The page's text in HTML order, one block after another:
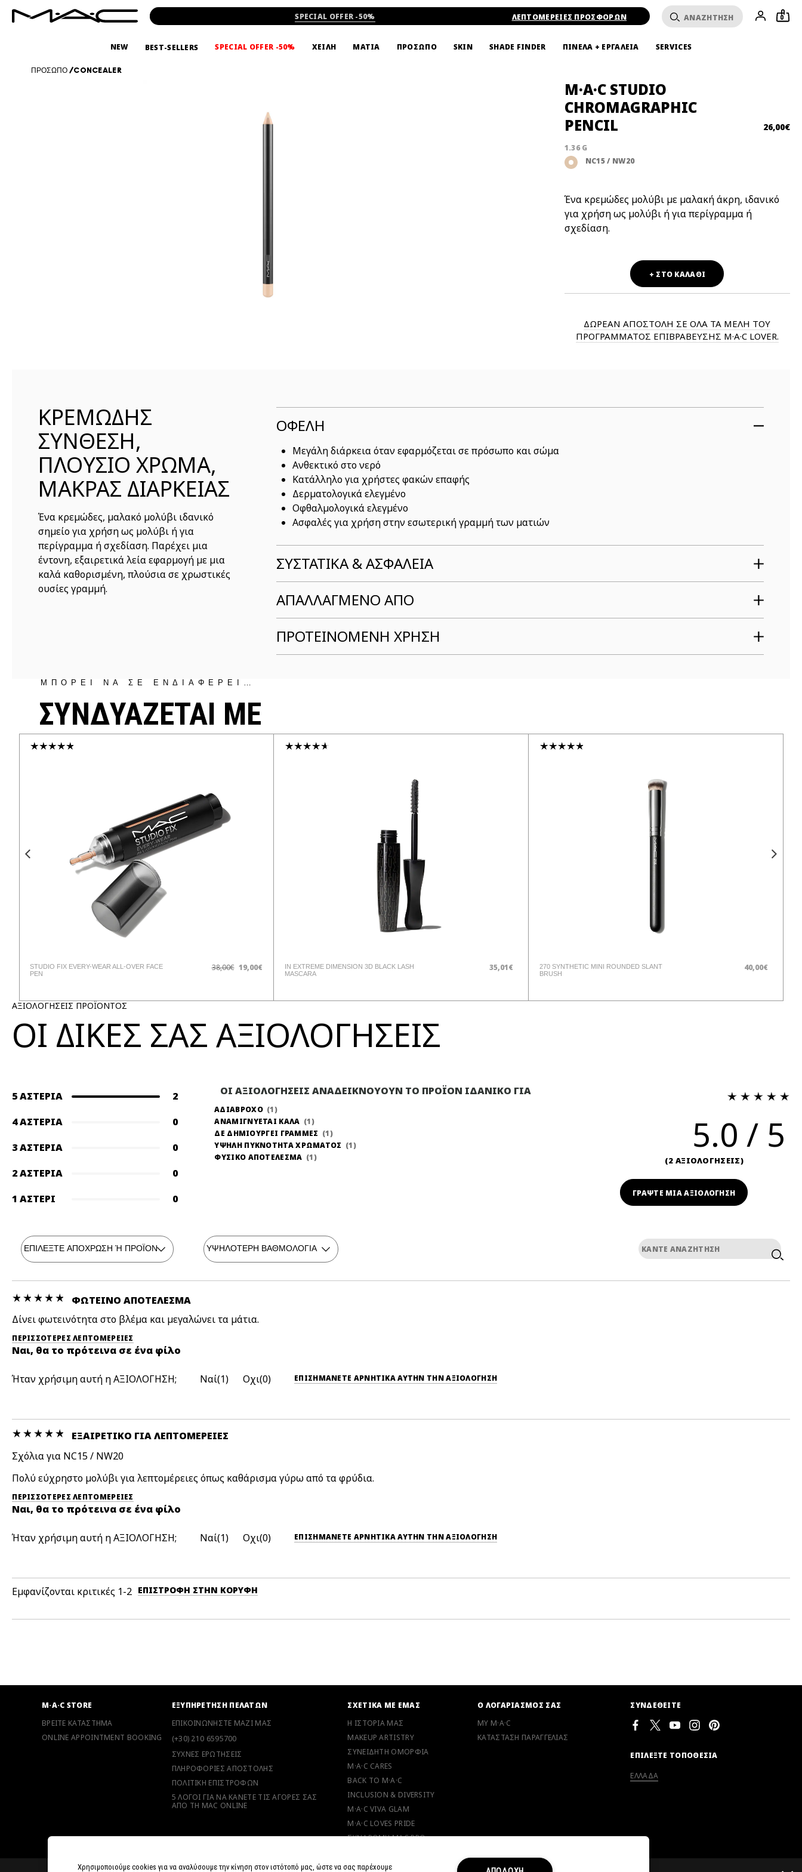
-15% ΣΤΗΝ ΠΡΩΤΗ ΣΟΥ ΑΓΟΡΑ ΛΕΠΤΟΜΕΡΕΙΕΣ ΠΡΟΣΦΟΡΩΝ 0
NEW BEST-SELLERS SPECIAL OFFER -50% ΧΕΙΛΗ ΜΑΤΙΑ ΠΡΟΣΩΠΟ SKIN SHADE FINDER ΠΙΝΕΛΑ + ΕΡΓΑΛΕΙΑ SERVICES
ΠΡΟΣΩΠΟ /CONCEALER
M·A·C STUDIO
CHROMAGRAPHIC
PENCIL
26,00€
1.36 G
Ένα κρεμώδες μολύβι με μαλακή άκρη, ιδανικό
για χρήση ως μολύβι ή για περίγραμμα ή
σχεδίαση.
NC15 / NW20
+ ΣΤΟ ΚΑΛΑΘΙ
ΔΩΡΕΑΝ ΑΠΟΣΤΟΛΗ ΣΕ ΟΛΑ ΤΑ ΜΕΛΗ ΤΟΥ
ΠΡΟΓΡΑΜΜΑΤΟΣ ΕΠΙΒΡΑΒΕΥΣΗΣ M·A·C LOVER.
ΚΡΕΜΩΔΗΣ
ΣΥΝΘΕΣΗ,
ΠΛΟΥΣΙΟ ΧΡΩΜΑ,
ΜΑΚΡΑΣ ΔΙΑΡΚΕΙΑΣ
Ένα κρεμώδες, μαλακό μολύβι ιδανικό
σημείο για χρήση ως μολύβι ή για
περίγραμμα ή σχεδίαση. Παρέχει μια
έντονη, εξαιρετικά λεία εφαρμογή με μια
καλά καθορισμένη, πλούσια σε χρωστικές
ουσίες γραμμή.
ΟΦΕΛΗ
Μεγάλη διάρκεια όταν εφαρμόζεται σε πρόσωπο και σώμα
Ανθεκτικό στο νερό
Κατάλληλο για χρήστες φακών επαφής
Δερματολογικά ελεγμένο
Οφθαλμολογικά ελεγμένο
Ασφαλές για χρήση στην εσωτερική γραμμή των ματιών
ΣΥΣΤΑΤΙΚΆ & ΑΣΦΆΛΕΙΑ
ΑΠΑΛΛΑΓΜΕΝΟ ΑΠΟ
ΠΡΟΤΕΙΝΟΜΕΝΗ ΧΡΗΣΗ
ΜΠΟΡΕΙ ΝΑ ΣΕ ΕΝΔΙΑΦΕΡΕΙ…
ΣΥΝΔΥΑΖΕΤΑΙ ΜΕ
STUDIO FIX EVERY-WEAR ALL-OVER FACE
PEN
38,00€ 19,00€
IN EXTREME DIMENSION 3D BLACK LASH
MASCARA
35,01€
270 SYNTHETIC MINI ROUNDED SLANT
BRUSH
40,00€
ΑΞΙΟΛΟΓΗΣΕΙΣ ΠΡΟΪΟΝΤΟΣ
ΟΙ ΔΙΚΕΣ ΣΑΣ ΑΞΙΟΛΟΓΗΣΕΙΣ
5 ΑΣΤΈΡΙΑ
2
4 ΑΣΤΈΡΙΑ
0
3 ΑΣΤΈΡΙΑ
0
2 ΑΣΤΈΡΙΑ
0
1 ΑΣΤΈΡΙ
0
ΟΙ ΑΞΙΟΛΟΓΗΣΕΙΣ ΑΝΑΔΕΙΚΝΟΥΟΥΝ ΤΟ ΠΡΟΪΟΝ ΙΔΑΝΙΚΟ ΓΙΑ
ΑΔΙΑΒΡΟΧΟ
1
ΑΝΑΜΙΓΝΥΕΤΑΙ ΚΑΛΑ
1
ΔΕ ΔΗΜΙΟΥΡΓΕΙ ΓΡΑΜΜΕΣ
1
ΥΨΗΛΗ ΠΥΚΝΟΤΗΤΑ ΧΡΩΜΑΤΟΣ
1
ΦΥΣΙΚΟ ΑΠΟΤΕΛΕΣΜΑ
1
5.0
2 ΑΞΙΟΛΟΓΗΣΕΙΣ
ΓΡΆΨΤΕ ΜΙΑ ΑΞΙΟΛΟΓΗΣΗ
ΦΩΤΕΙΝΟ ΑΠΟΤΕΛΕΣΜΑ
Δίνει φωτεινότητα στο βλέμα και μεγαλώνει τα μάτια.
ΠΕΡΙΣΣΌΤΕΡΕΣ ΛΕΠΤΟΜΈΡΕΙΕΣ
Ναι, θα το πρότεινα σε ένα φίλο
Ήταν χρήσιμη αυτή η ΑΞΙΟΛΟΓΗΣΗ; 1 0 ΕΠΙΣΗΜΆΝΕΤΕ ΑΡΝΗΤΙΚΆ ΑΥΤΉΝ ΤΗΝ ΑΞΙΟΛΟΓΗΣΗ
ΕΞΑΙΡΕΤΙΚΌ ΓΙΑ ΛΕΠΤΟΜΈΡΕΙΕΣ
Σχόλια για NC15 / NW20
Πολύ εύχρηστο μολύβι για λεπτομέρειες όπως καθάρισμα γύρω από τα φρύδια.
ΠΕΡΙΣΣΌΤΕΡΕΣ ΛΕΠΤΟΜΈΡΕΙΕΣ
Ναι, θα το πρότεινα σε ένα φίλο
Ήταν χρήσιμη αυτή η ΑΞΙΟΛΟΓΗΣΗ; 1 0 ΕΠΙΣΗΜΆΝΕΤΕ ΑΡΝΗΤΙΚΆ ΑΥΤΉΝ ΤΗΝ ΑΞΙΟΛΟΓΗΣΗ
Εμφανίζονται κριτικές 1-2 ΕΠΙΣΤΡΟΦΉ ΣΤΗΝ ΚΟΡΥΦΉ
M·A·C STORE
ΒΡΕΙΤΕ ΚΑΤΑΣΤΗΜΑ
ONLINE APPOINTMENT BOOKING
ΕΞΥΠΗΡΕΤΗΣΗ ΠΕΛΑΤΩΝ
ΕΠΙΚΟΙΝΩΝΗΣΤΕ ΜΑΖΙ ΜΑΣ
(+30) 210 6595700
ΣΥΧΝΕΣ ΕΡΩΤΗΣΕΙΣ
ΠΛΗΡΟΦΟΡΙΕΣ ΑΠΟΣΤΟΛΗΣ
ΠΟΛΙΤΙΚΗ ΕΠΙΣΤΡΟΦΩΝ
5 ΛΟΓΟΙ ΓΙΑ ΝΑ ΚΑΝΕΤΕ ΤΙΣ ΑΓΟΡΕΣ ΣΑΣ
ΑΠΟ ΤΗ MAC ONLINE
ΣΧΕΤΙΚΑ ΜΕ ΕΜΑΣ
Η ΙΣΤΟΡΙΑ ΜΑΣ
MAKEUP ARTISTRY
ΣΥΝΕΙΔΗΤΗ ΟΜΟΡΦΙΑ
M·A·C CARES
BACK TO M·A·C
INCLUSION & DIVERSITY
M·A·C VIVA GLAM
M·A·C LOVES PRIDE
ΣΥΝΔΡΟΜΗ MAC PRO
ANIMAL TESTING
Ο ΛΟΓΑΡΙΑΣΜΟΣ ΣΑΣ
MY M·A·C
ΚΑΤΑΣΤΑΣΗ ΠΑΡΑΓΓΕΛΙΑΣ
ΣΥΝΔΕΘΕΙΤΕ
ΕΠΙΛΕΞΤΕ ΤΟΠΟΘΕΣΙΑ
ΕΛΛΑΔΑ
Χρησιμοποιούμε cookies για να αναλύσουμε την κίνηση στον ιστότοπό μας, ώστε να σας παρέχουμε